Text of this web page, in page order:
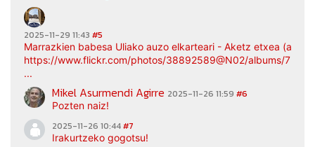
2025-11-29 11:43 #5
Marrazkien babesa Uliako auzo elkarteari - Aketz etxea
https://www.flickr.com/photos/38892589@N02/albums/
...
Mikel Asurmendi Agirre 2025-11-26 11:59 #6
Pozten naiz!
2025-11-26 10:44#7
Irakurtzeko gogotsu!